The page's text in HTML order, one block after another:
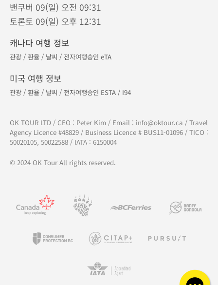
밴쿠버 09(일) 오전 09:31
토론토 09(일) 오후 12:31
캐나다 여행 정보
관광 / 환율 / 날씨 / 전자여행승인 eTA
미국 여행 정보
관광 / 환율 / 날씨 / 전자여행승인 ESTA / I94
OK TOUR LTD / CEO : Peter Kim / Email : info@oktour.ca / Travel
Agency Licence #48829 / Business Licence # BUS11-01096 / TICO :
50020105, 50022588 / IATA : 6150004
© 2024 OK Tour All rights reserved.